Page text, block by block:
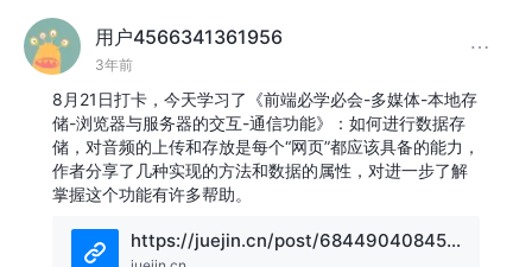
用户4566341361956
3年前
8月21日打卡，今天学习了《前端必学必会-多媒体-本地存
储-浏览器与服务器的交互-通信功能》：如何进行数据存
储，对音频的上传和存放是每个“网页”都应该具备的能力，
作者分享了几种实现的方法和数据的属性，对进一步了解
掌握这个功能有许多帮助。
https://juejin.cn/post/6844904084592394253